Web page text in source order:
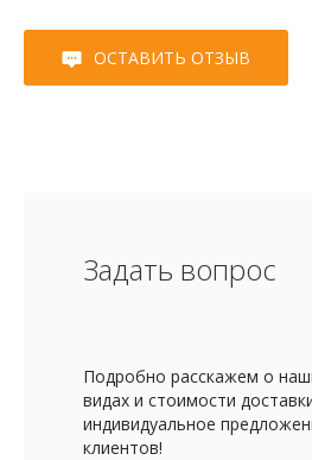
ОСТАВИТЬ ОТЗЫВ
Задать вопрос
Подробно расскажем о
видах и стоимости
индивидуальное
клиентов!